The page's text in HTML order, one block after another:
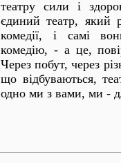
театру сили і
єдиний театр, який
комедії, і самі
комедію, - а це,
Через побут, через
що відбуваються,
одно ми з вами, ми -